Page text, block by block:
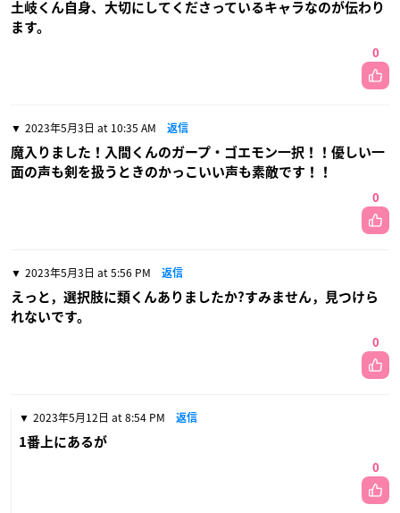
土岐くん自身、大切にしてくださっているキャラなのが伝わり
ます。
0
2023年5月3日 at 10:35 AM 返信
魔入りました！入間くんのガープ・ゴエモン一択！！優しい一
面の声も剣を扱うときのかっこいい声も素敵です！！
0
2023年5月3日 at 5:56 PM 返信
えっと，選択肢に類くんありましたか?すみません，見つけら
れないです。
0
2023年5月12日 at 8:54 PM 返信
1番上にあるが
0